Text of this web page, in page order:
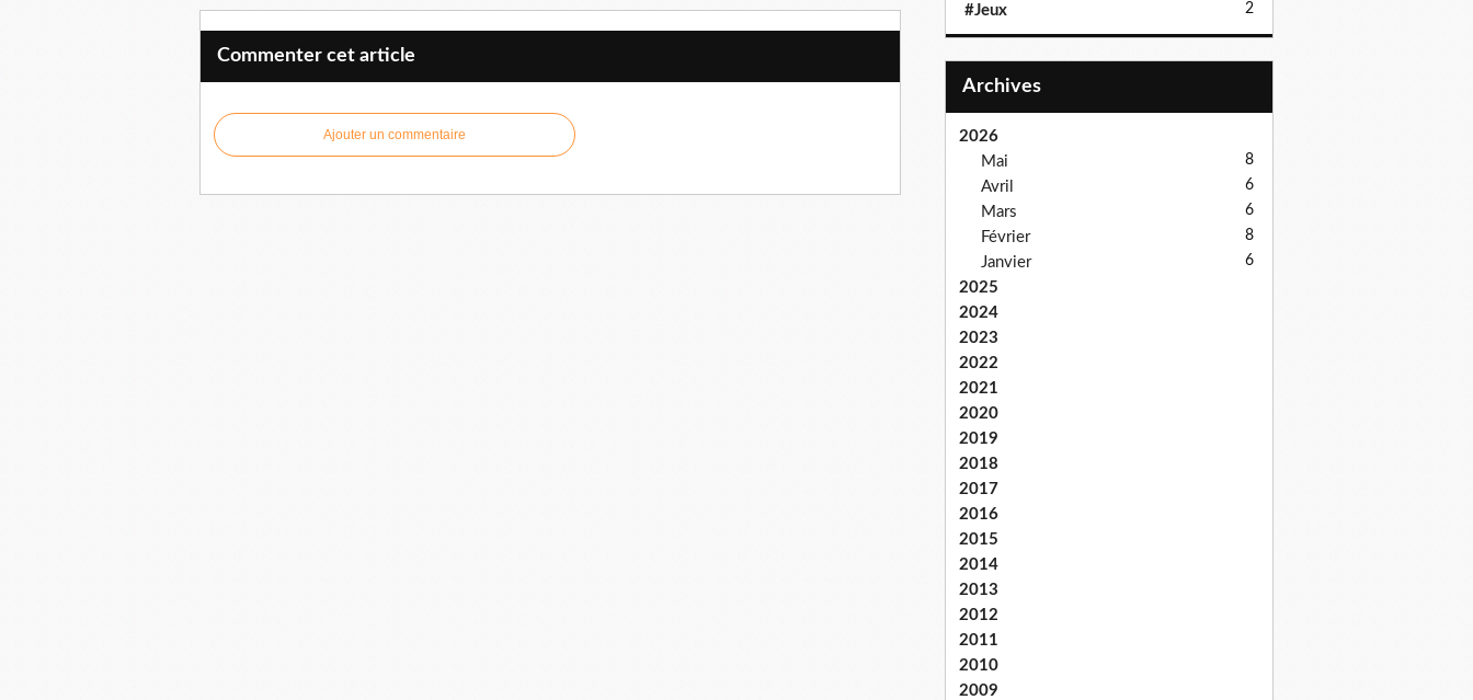
Commenter cet article
Ajouter un commentaire
#Jeux 2
Archives
2026
Mai
8
Avril 6
Mars 6
Février 8
Janvier 6
2025
2024
2023
2022
2021
2020
2019
2018
2017
2016
2015
2014
2013
2012
2011
2010
2009